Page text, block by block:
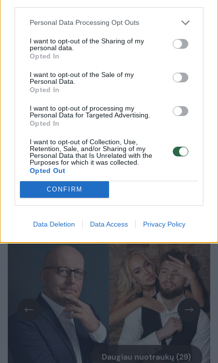
Personal Data Processing Opt Outs
I want to opt-out of the Sharing of my
personal data.
Opted In
I want to opt-out of the Sale of my
Personal Data.
Opted In
I want to opt-out of processing my
Personal Data for Targeted Advertising.
Opted In
I want to opt-out of Collection, Use,
Retention, Sale, and/or Sharing of my
Personal Data that Is Unrelated with the
Purposes for which it was collected.
Opted Out
CONFIRM
Data Deletion Data Access Privacy Policy
Arūnas Valinskas išklojo, ką mano
apie Oksanos Pikul ir Dominyko
Dirksčio skyrybas(6)
Pastarosiomis dienomis socialiniuose
tinkluose netyla kalbos apie verslininkės,
vizažistės Oksanos Pikul (42 m.) ir
kovotojo Dominyko Dirksčio (24 m.)
skyrybas. Dabar nuomonę apie garsios
poros išsiskyrimą išsakė televizijos laidų
Daugiau nuotraukų (29)